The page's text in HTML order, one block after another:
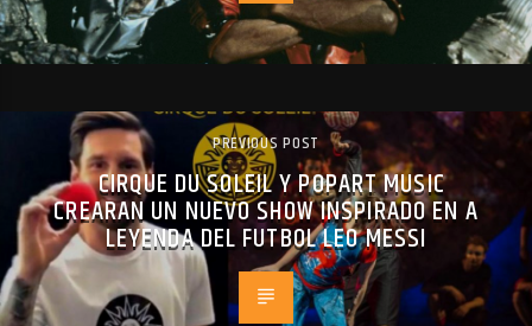
PREVIOUS POST
CIRQUE DU SOLEIL Y POPART MUSIC
CREARAN UN NUEVO SHOW INSPIRADO EN A
LEYENDA DEL FUTBOL LEO MESSI